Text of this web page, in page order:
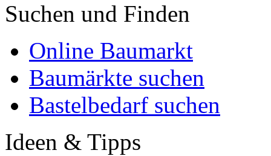
Suchen und Finden
Online Baumarkt
Baumärkte suchen
Bastelbedarf suchen
Ideen & Tipps